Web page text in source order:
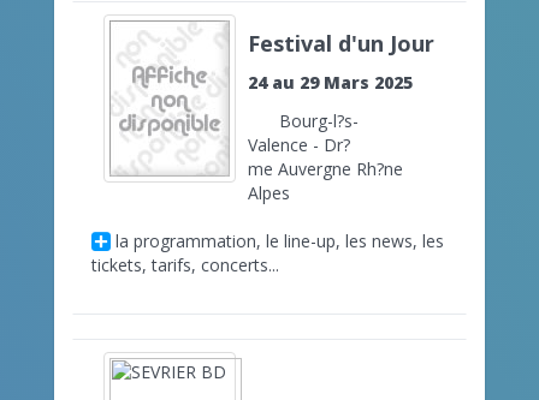
Festival d'un Jour
24 au 29 Mars 2025
Bourg-l?s-
Valence - Dr?
me Auvergne Rh?ne
Alpes
la programmation, le line-up, les news, les
tickets, tarifs, concerts...